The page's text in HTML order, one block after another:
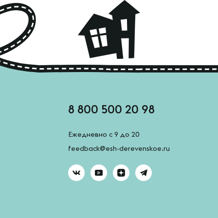
8 800 500 20 98
Ежедневно с 9 до 20
feedback@esh-derevenskoe.ru